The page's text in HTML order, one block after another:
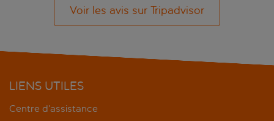
Voir les avis sur Tripadvisor
LIENS UTILES
Centre d’assistance